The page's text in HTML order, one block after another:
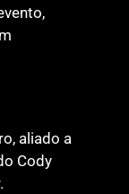
aliado a
Cody